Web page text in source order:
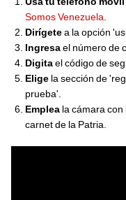
Somos Venezuela
Dirígetea la opción
Ingresael número de
Digitael código de
Elige la sección de
prueba'.
Emplea la cámara
carnet de la Patria.